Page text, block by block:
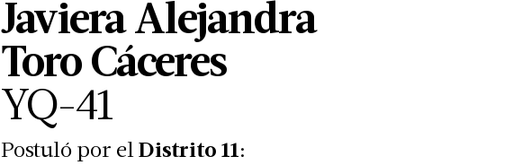
Javiera Alejandra
Toro Cáceres
YQ-41
Postuló por elDistrito11: